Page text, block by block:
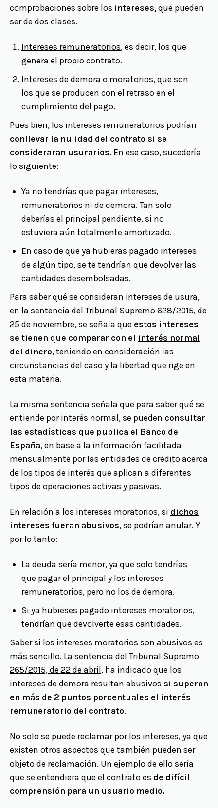
comprobaciones sobre los intereses,que pueden
ser de dos clases:
Intereses remuneratorios, es decir, los que
genera el propio contrato.
Intereses de demora o moratorios, que son
los que se producen con el retraso en el
cumplimiento del pago.
Pues bien, los intereses remuneratorios podrían
conllevar la nulidad del contrato si se
consideraran usurarios. En ese caso, sucedería
lo siguiente:
Ya no tendrías que pagar intereses,
remuneratorios ni de demora. Tan solo
deberías el principal pendiente, si no
estuviera aún totalmente amortizado.
En caso de que ya hubieras pagado intereses
de algún tipo, se te tendrían que devolver las
cantidades desembolsadas.
Para saber qué se consideran intereses de usura,
en la sentencia del Tribunal Supremo 628/2015, de
25 de noviembre, se señala que estos intereses
se tienen que comparar con el interés normal
del dinero, teniendo en consideración las
circunstancias del caso y la libertad que rige en
esta materia.
La misma sentencia señala que para saber qué se
entiende por interés normal, se pueden consultar
las estadísticas que publica el Banco de
España, en base a la información facilitada
mensualmente por las entidades de crédito acerca
de los tipos de interés que aplican a diferentes
tipos de operaciones activas y pasivas.
En relación a los intereses moratorios, si dichos
intereses fueran abusivos, se podrían anular. Y
por lo tanto:
La deuda sería menor, ya que solo tendrías
que pagar el principal y los intereses
remuneratorios, pero no los de demora.
Si ya hubieses pagado intereses moratorios,
tendrían que devolverte esas cantidades.
Saber si los intereses moratorios son abusivos es
más sencillo. La sentencia del Tribunal Supremo
265/2015, de 22 de abril, ha indicado que los
intereses de demora resultan abusivos si superan
en más de 2 puntos porcentuales el interés
remuneratorio del contrato.
No solo se puede reclamar por los intereses, ya que
existen otros aspectos que también pueden ser
objeto de reclamación. Un ejemplo de ello sería
que se entendiera que el contrato es de difícil
comprensión para un usuario medio.